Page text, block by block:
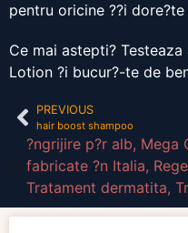
pentru oricine ??i
Ce mai astepti?
Lotion ?i bucur?-te de
PREVIOUS
hair boost shampoo
?ngrijire p?r alb, Mega
fabricate ?n Italia,
Tratament dermatita,